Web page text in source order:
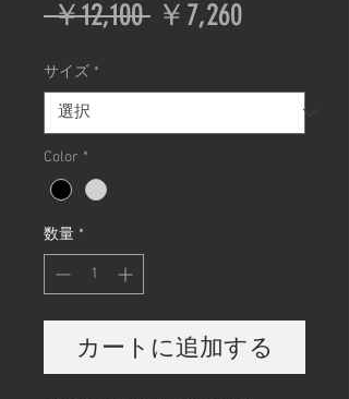
￥12,100 通
価
格
￥7,260セ
ル
価
サイズ *
Color *
数量 *
カートに追加する